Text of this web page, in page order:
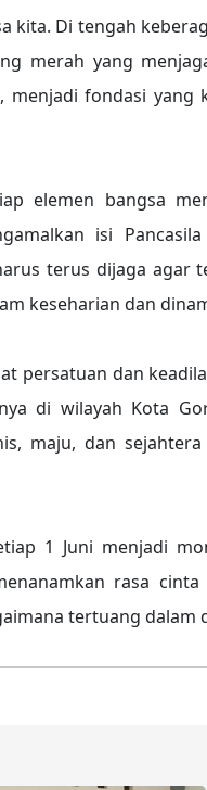
kita. Di tengah
merah yang
fondasi yang
elemen bangsa
isi
terus dijaga agar
keseharian dan
persatuan dan
di wilayah Kota
maju, dan
1 Juni menjadi
rasa
tertuang dalam